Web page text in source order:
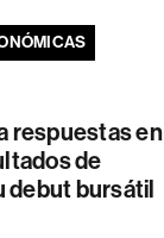
respuestas en
de
debut bursátil